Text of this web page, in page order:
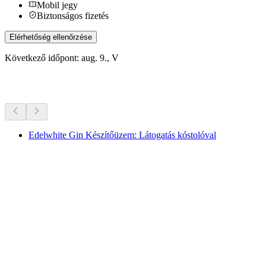
Mobil jegy
Biztonságos fizetés
Elérhetőség ellenőrzése
Következő időpont: aug. 9., V
Edelwhite Gin Készítőüzem: Látogatás kóstolóval